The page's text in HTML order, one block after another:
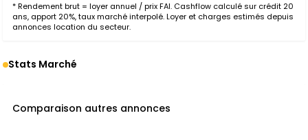
* Rendement brut = loyer annuel / prix FAI. Cashflow calculé sur crédit 20
ans, apport 20%, taux marché interpolé. Loyer et charges estimés depuis
annonces location du secteur.
Stats Marché
Comparaison autres annonces